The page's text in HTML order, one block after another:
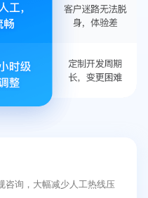
咨询，大幅减少人工热线压